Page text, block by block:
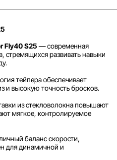
Fly40 S25 — современная
стремящихся развивать навыки
тейпера обеспечивает
и высокую точность бросков.
из стекловолокна повышают
мягкое, контролируемое
баланс скорости,
для динамичной и